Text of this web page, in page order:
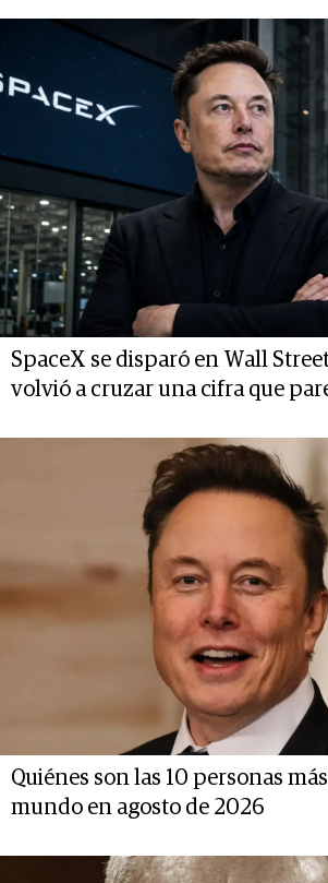
SpaceX se disparó en Wall
volvió a cruzar una cifra que
Quiénes son las 10 personas
mundo en agosto de 2026